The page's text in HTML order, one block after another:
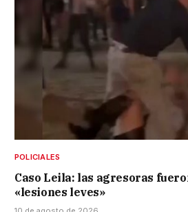
POLICIALES
Caso Leila: las agresoras
«lesiones leves»